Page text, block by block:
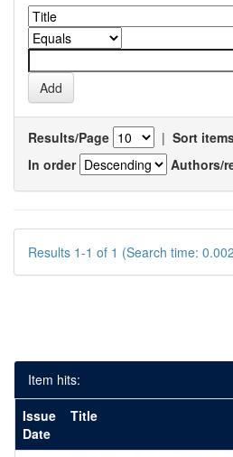
Results/Page | Sort
In order
Authors/
Results 1-1 of 1 (Search time:
Item hits:
Issue
Date
Title